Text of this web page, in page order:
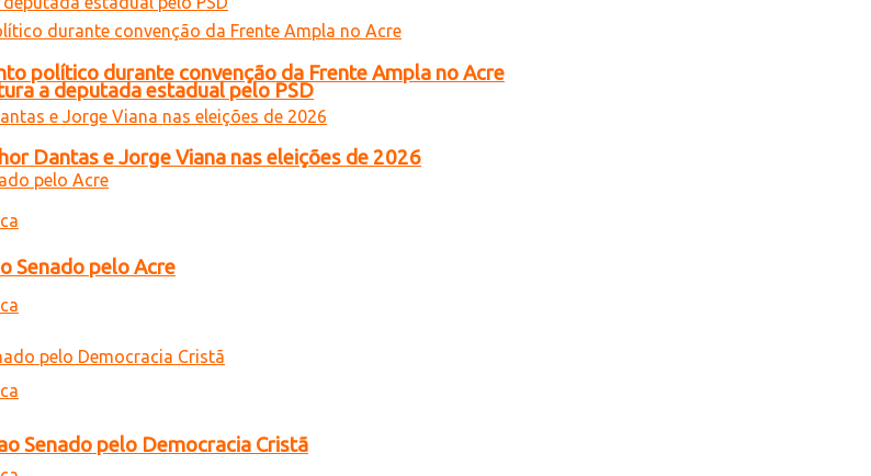
a deputada estadual pelo PSD
Senado pelo Acre
Senado pelo Democracia Cristã
político durante convenção da Frente Ampla no Acre
Dantas e Jorge Viana nas eleições de 2026